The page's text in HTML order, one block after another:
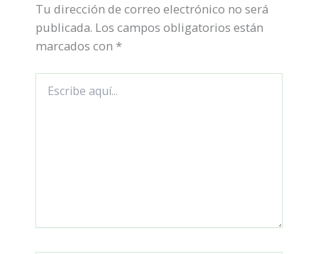
Tu dirección de correo electrónico no será
publicada. Los campos obligatorios están
marcados con *
aquí...